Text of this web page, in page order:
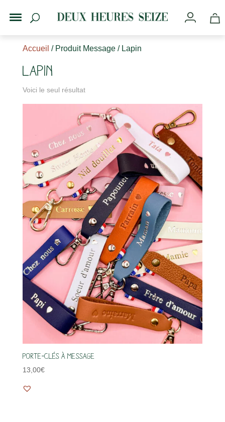
Accueil / Produit Message / Lapin
Lapin
Voici le seul résultat
Porte-clés à message
13,00€